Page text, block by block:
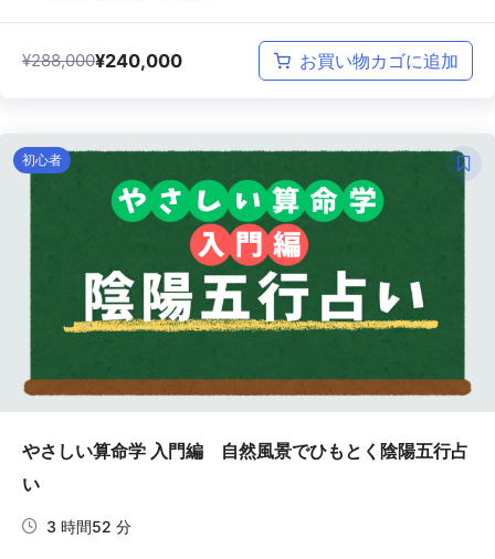
¥288,000¥240,000 お買い物カゴに追加
初心者
やさしい算命学 入門編 自然風景でひもとく陰陽五行占
い
3 時間52 分